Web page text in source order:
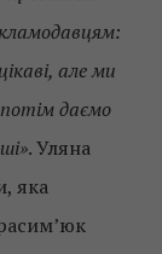
але ми
даємо
. Уляна
яка